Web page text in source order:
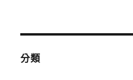
分類